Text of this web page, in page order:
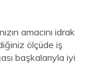
amacını idrak
ölçüde iş
başkalarıyla iyi